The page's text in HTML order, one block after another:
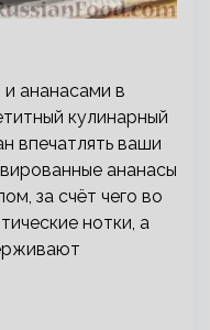
ананасами в
кулинарный
впечатлять ваши
ананасы
за счёт чего во
нотки, а